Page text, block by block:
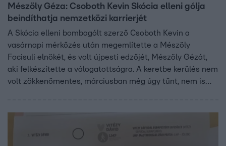
Mészöly Géza: Csoboth Kevin Skócia elleni gólja
beindíthatja nemzetközi karrierjét
A Skócia elleni bombagólt szerző Csoboth Kevin a
vasárnapi mérkőzés után megemlítette a Mészöly
Focisuli elnökét, és volt újpesti edzőjét, Mészöly Gézát,
aki felkészítette a válogatottságra. A keretbe kerülés nem
volt zökkenőmentes, márciusban még úgy tűnt, nem is
nemzetközi karrierjét, mint mondta, „most azért van
kérője természetesen”. Hogy milyen szerepe lehet